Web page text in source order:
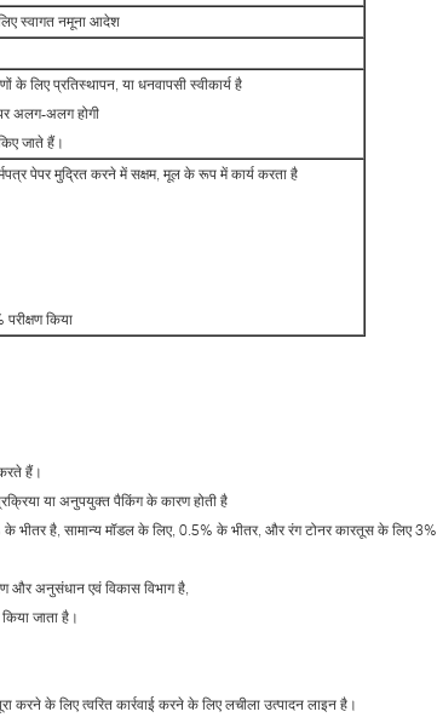
स्वागत नमूना आदेश
के लिए प्रतिस्थापन, या धनवापसी स्वीकार्य है
अलग-अलग होगी
जाते हैं।
पेपर मुद्रित करने में सक्षम, मूल के रूप में कार्य करता है
किया
हैं।
या अनुपयुक्त पैकिंग के कारण होती है
के भीतर है, सामान्य मॉडल के लिए, 0.5% के भीतर, और रंग टोनर कारतूस के लिए 3%
और अनुसंधान एवं विकास विभाग है,
जाता है।
के लिए त्वरित कार्रवाई करने के लिए लचीला उत्पादन लाइन है।